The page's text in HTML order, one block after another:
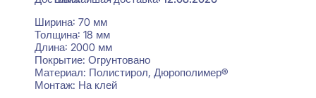
Ширина: 70 мм
Толщина: 18 мм
Длина: 2000 мм
Покрытие: Огрунтовано
Материал: Полистирол, Дюрополимер®
Монтаж: На клей